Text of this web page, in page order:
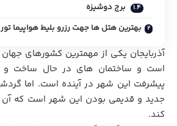
برج دوشیزه
بهترین هتل ها جهت رزرو بلیط هواپیما تور
آذربایجان یکی از مهمترین کشورهای
است و ساختمان های در حال ساخت و
پیشرفت این شهر در آینده است. اما
جدید و قدیمی بودن این شهر است که
کند.